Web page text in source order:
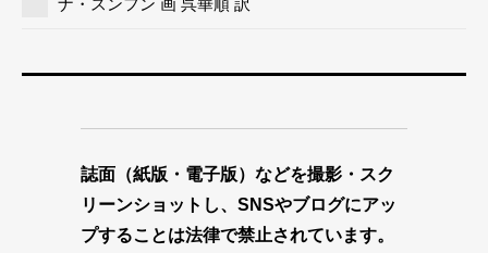
誌面（紙版・電子版）などを撮影・スク
リーンショットし、SNSやブログにアッ
プすることは法律で禁止されています。